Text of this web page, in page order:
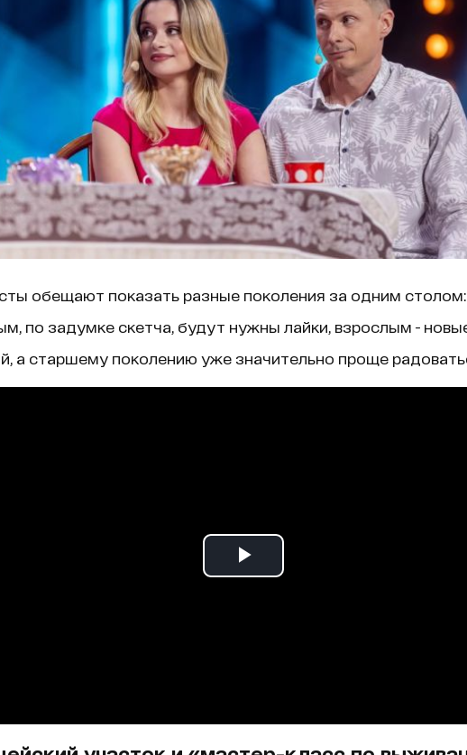
обещают показать разные поколения за одним столом:
по задумке скетча, будут нужны лайки, взрослым -
а старшему поколению уже значительно проще